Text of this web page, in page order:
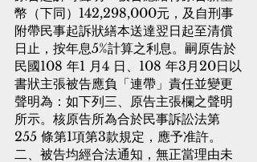
幣（下同）142,298,000元，及自刑事
附帶民事起訴狀繕本送達翌日起至清償
日止，按年息5%計算之利息。嗣原告於
民國108 年1 月4 日、108 年3月20日以
書狀主張被告應負「連帶」責任並變更
聲明為：如下列三、原告主張欄之聲明
所示。核原告所為合於民事訴訟法第
255 條第1項第3款規定，應予准許。
二、被告均經合法通知，無正當理由未